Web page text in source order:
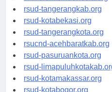
universitasindonesia.org
rsud-tangerangkab.org
rsud-kotabekasi.org
rsud-tangerangkota.org
rsucnd-acehbaratkab.org
rsud-pasuruankota.org
rsud-limapuluhkotakab.org
rsud-kotamakassar.org